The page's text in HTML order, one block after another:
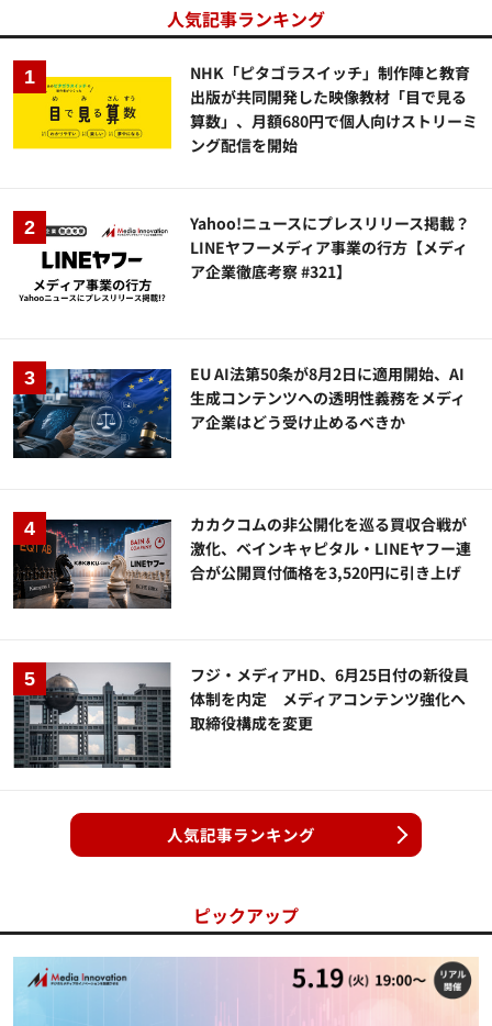
人気記事ランキング
NHK「ピタゴラスイッチ」制作陣と教育
出版が共同開発した映像教材「目で見る
算数」、月額680円で個人向けストリーミ
ング配信を開始
Yahoo!ニュースにプレスリリース掲載？
LINEヤフーメディア事業の行方【メディ
ア企業徹底考察 #321】
EU AI法第50条が8月2日に適用開始、AI
生成コンテンツへの透明性義務をメディ
ア企業はどう受け止めるべきか
カカクコムの非公開化を巡る買収合戦が
激化、ベインキャピタル・LINEヤフー連
合が公開買付価格を3,520円に引き上げ
フジ・メディアHD、6月25日付の新役員
体制を内定 メディアコンテンツ強化へ
取締役構成を変更
人気記事ランキング
ピックアップ